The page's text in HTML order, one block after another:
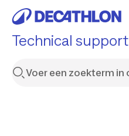
Technical support